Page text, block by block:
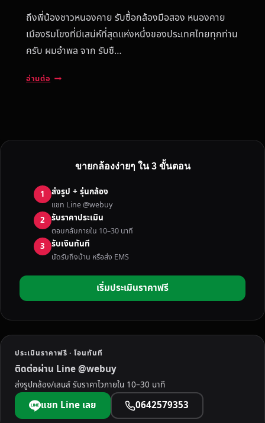
ถึงพี่น้องชาวหนองคาย รับซื้อกล้องมือสอง หนองคาย
เมืองริมโขงที่มีเสน่ห์ที่สุดแห่งหนึ่งของประเทศไทยทุกท่าน
ครับ ผมอำพล จาก รับซื…
อ่านต่อ
ล้
มื
อ
ส
อ
ง
ห
า
ย
บ
ก
า
ร
อ
ขายกล้องง่ายๆ ใน 3 ขั้นตอน
1 ส่งรูป + รุ่นกล้อง
แชท Line @webuy
2 รับราคาประเมิน
ตอบกลับภายใน 10–30 นาที
3 รับเงินทันที
นัดรับถึงบ้าน หรือส่ง EMS
เริ่มประเมินราคาฟรี
ประเมินราคาฟรี · โอนทันที
ติดต่อผ่าน Line @webuy
ส่งรูปกล้อง/เลนส์ รับราคาไวภายใน 10–30 นาที
แชท Line เลย 0642579353